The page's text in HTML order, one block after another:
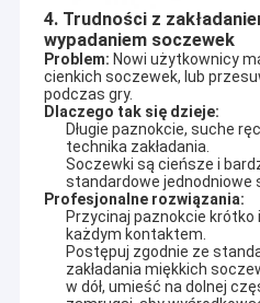
4. Trudności z
wypadaniem soczewek
Problem: Nowi użytkownicy
cienkich soczewek, lub
podczas gry.
Dlaczego tak się dzieje:
Długie paznokcie, suche
technika zakładania.
Soczewki są cieńsze i
standardowe jednodniowe
Profesjonalne rozwiązania:
Przycinaj paznokcie krótko
każdym kontaktem.
Postępuj zgodnie ze
zakładania miękkich
w dół, umieść na dolnej